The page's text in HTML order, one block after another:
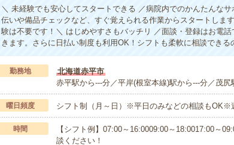
＼ 未経験でも安心してスタートできる ／病院内でのかんたんな
伝いや備品チェックなど、すぐ覚えられる作業からスタートしま
験は不要です！＼ はじめやすさもバッチリ ／面談・登録はお電
きます。さらに日払い制度も利用OK！シフトも柔軟に相談できる
勤務地
北海道赤平市
赤平駅から---分／平岸(根室本線)駅から---分／茂尻
曜日頻度 シフト制（月～日）※平日のみなどの相談もOK※
時間
【シフト例】07:00～16:0009:00～18:0017:00～
談ください！